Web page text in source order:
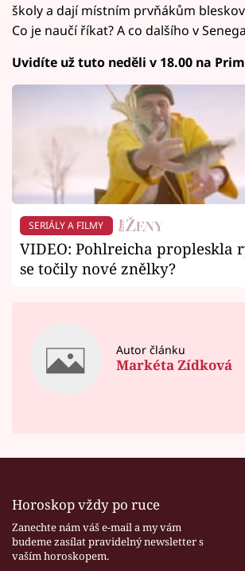
školy a dají místním prvňákům
Co je naučí říkat? A co dalšího v
Uvidíte už tuto neděli v 18.00 na
SERIÁLY A FILMY
VIDEO: Pohlreicha propleskla
se točily nové znělky?
Autor článku
Markéta Zídková
Horoskop vždy po ruce
Zanechte nám váš e-mail a my vám
budeme zasílat pravidelný newsletter s
vaším horoskopem.